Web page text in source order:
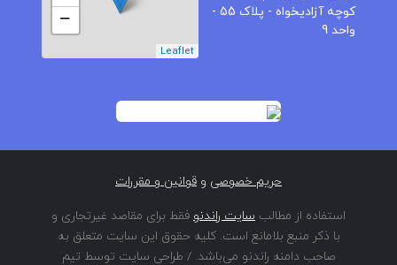
کوچه آزادیخواه - پلاک 55 -
واحد 9
−
Leaflet
حریم خصوصی و قوانین و مقررات
استفاده از مطالب سایت راندنو فقط برای مقاصد غیرتجاری و
با ذکر منبع بلامانع است. کلیه حقوق این سایت متعلق به
صاحب دامنه راندنو می‌باشد. / طراحی سایت توسط تیم